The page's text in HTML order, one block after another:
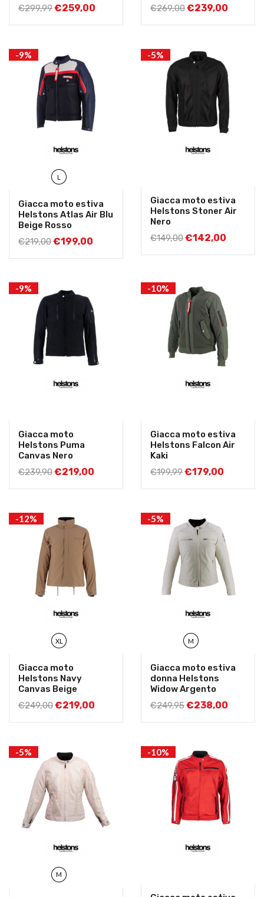
€299,99€259,00
€269,00€239,00
-9%
L
Giacca moto estiva
Helstons Atlas Air Blu
Beige Rosso
€219,00€199,00
-5%
Giacca moto estiva
Helstons Stoner Air
Nero
€149,00€142,00
-9%
Giacca moto
Helstons Puma
Canvas Nero
€239,90€219,00
-10%
Giacca moto estiva
Helstons Falcon Air
Kaki
€199,99€179,00
-12%
XL
Giacca moto
Helstons Navy
Canvas Beige
€249,00€219,00
-5%
M
Giacca moto estiva
donna Helstons
Widow Argento
€249,95€238,00
-5%
M
-10%